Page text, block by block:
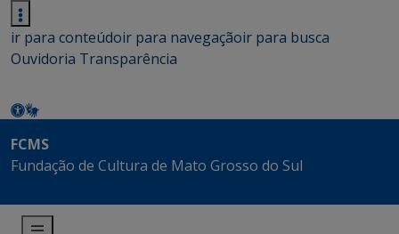
ir para conteúdoir para navegaçãoir para busca
Ouvidoria Transparência
FCMS
Fundação de Cultura de Mato Grosso do Sul